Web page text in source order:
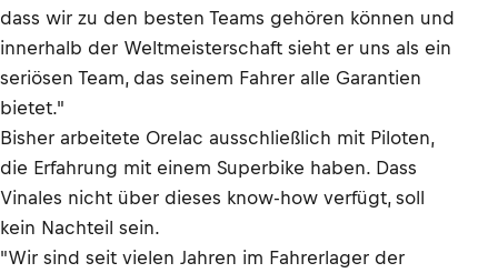
dass wir zu den besten Teams gehören können und
innerhalb der Weltmeisterschaft sieht er uns als ein
seriösen Team, das seinem Fahrer alle Garantien
bietet."
Bisher arbeitete Orelac ausschließlich mit Piloten,
die Erfahrung mit einem Superbike haben. Dass
Vinales nicht über dieses know-how verfügt, soll
kein Nachteil sein.
"Wir sind seit vielen Jahren im Fahrerlager der